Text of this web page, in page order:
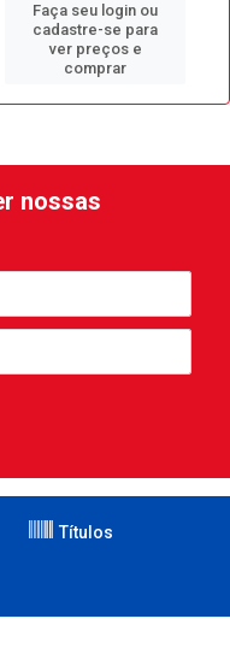
Faça seu login ou
cadastre-se para
ver preços e
comprar
nossas
Títulos